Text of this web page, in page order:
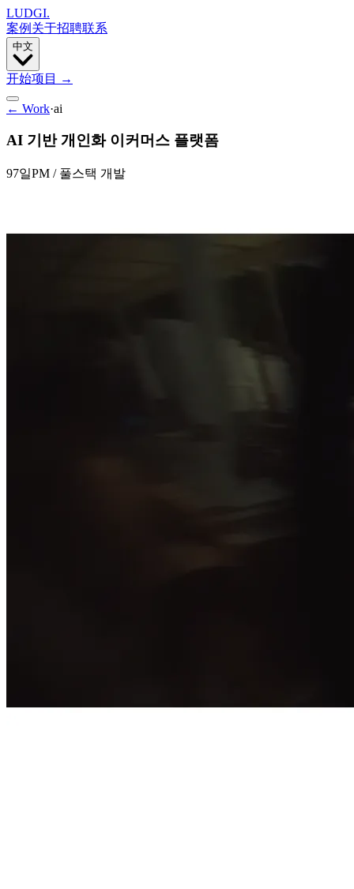
LUDGI.
案例 关于招聘联系
中文
开始项目 →
← Work·ai
AI 기반 개인화 이커머스 플랫폼
97일PM / 풀스택 개발